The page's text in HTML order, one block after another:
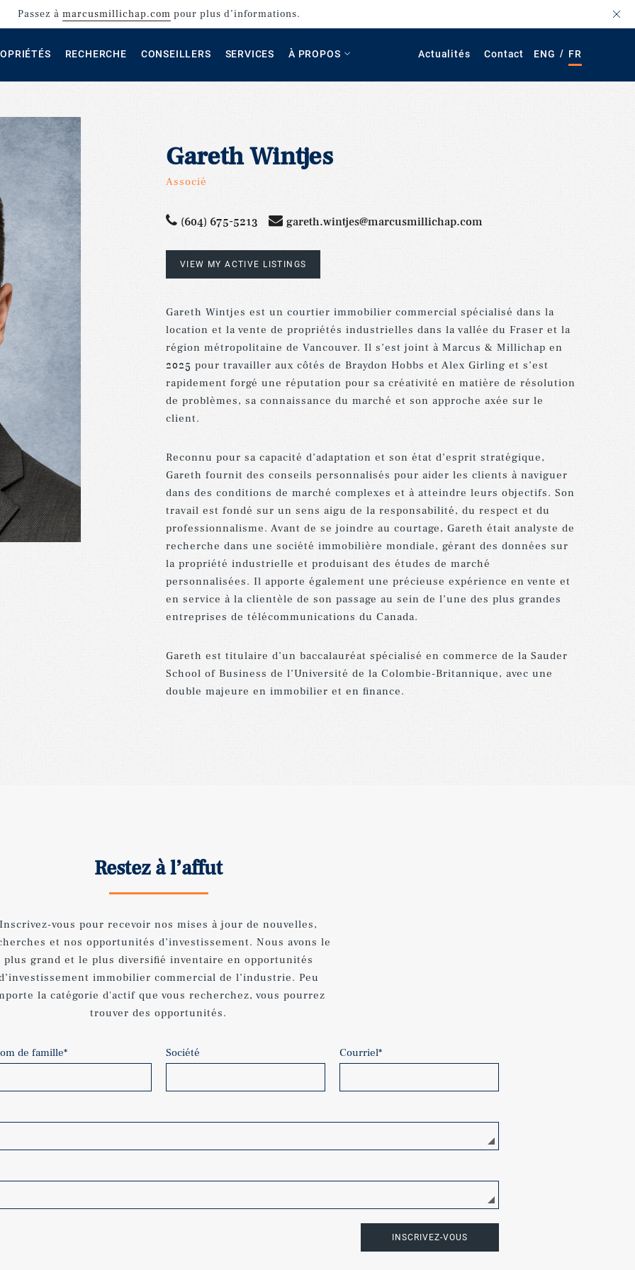
Passez à marcusmillichap.com pour plus d’informations.
RECHERCHE CONSEILLERS SERVICES À PROPOS Actualités Contact ENG / FR
Gareth Wintjes
Associé
(604) 675-5213 gareth.wintjes@marcusmillichap.com
VIEW MY ACTIVE LISTINGS
Gareth Wintjes est un courtier immobilier commercial spécialisé dans la
location et la vente de propriétés industrielles dans la vallée du Fraser et la
région métropolitaine de Vancouver. Il s’est joint à Marcus & Millichap en
2025 pour travailler aux côtés de Braydon Hobbs et Alex Girling et s’est
rapidement forgé une réputation pour sa créativité en matière de résolution
de problèmes, sa connaissance du marché et son approche axée sur le
client.
Reconnu pour sa capacité d’adaptation et son état d’esprit stratégique,
Gareth fournit des conseils personnalisés pour aider les clients à naviguer
dans des conditions de marché complexes et à atteindre leurs objectifs. Son
travail est fondé sur un sens aigu de la responsabilité, du respect et du
professionnalisme. Avant de se joindre au courtage, Gareth était analyste de
recherche dans une société immobilière mondiale, gérant des données sur
la propriété industrielle et produisant des études de marché
personnalisées. Il apporte également une précieuse expérience en vente et
en service à la clientèle de son passage au sein de l’une des plus grandes
entreprises de télécommunications du Canada.
Gareth est titulaire d’un baccalauréat spécialisé en commerce de la Sauder
School of Business de l’Université de laColombie-Britannique, avec une
double majeure en immobilier et en finance.
Restez à l’affut
Inscrivez-vous pour recevoir nos mises à jour de nouvelles,
et nos opportunités d’investissement. Nous avons le
plus grand et le plus diversifié inventaire en opportunités
immobilier commercial de l’industrie. Peu
la catégorie d'actif que vous recherchez, vous pourrez
trouver des opportunités.
de famille* Société Courriel*
INSCRIVEZ-VOUS